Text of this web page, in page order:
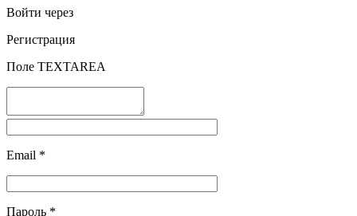
Войти через
Регистрация
Поле TEXTAREA
Email *
Пароль *